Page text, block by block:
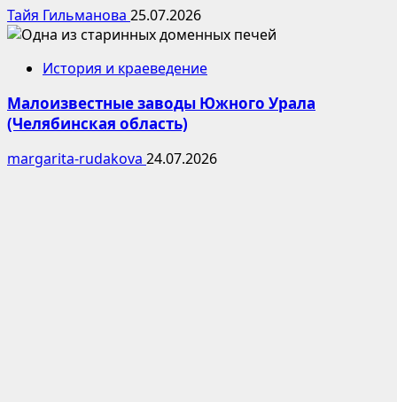
Тайя Гильманова 25.07.2026
История и краеведение
Малоизвестные заводы Южного Урала
(Челябинская область)
margarita-rudakova 24.07.2026